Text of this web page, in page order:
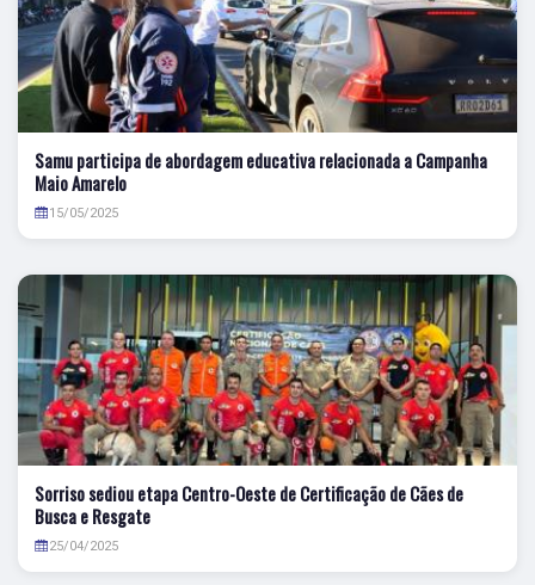
Samu participa de abordagem educativa relacionada a Campanha
Maio Amarelo
15/05/2025
Sorriso sediou etapa Centro-Oeste de Certificação de Cães de
Busca e Resgate
25/04/2025